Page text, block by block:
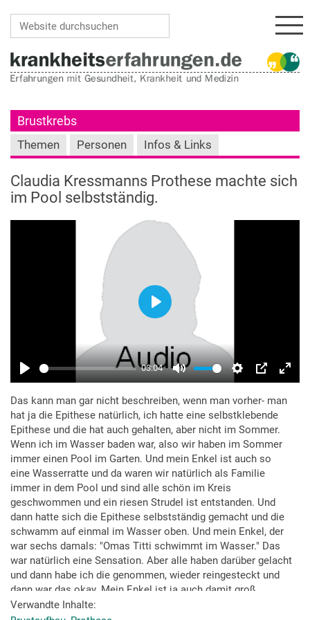
Brustkrebs
Themen Personen Infos & Links
Claudia Kressmanns Prothese machte sich
im Pool selbstständig.
Das kann man gar nicht beschreiben, wenn man vorher- man
hat ja die Epithese natürlich, ich hatte eine selbstklebende
Epithese und die hat auch gehalten, aber nicht im Sommer.
Wenn ich im Wasser baden war, also wir haben im Sommer
immer einen Pool im Garten. Und mein Enkel ist auch so
eine Wasserratte und da waren wir natürlich als Familie
immer in dem Pool und sind alle schön im Kreis
geschwommen und ein riesen Strudel ist entstanden. Und
dann hatte sich die Epithese selbstständig gemacht und die
schwamm auf einmal im Wasser oben. Und mein Enkel, der
war sechs damals: "Omas Titti schwimmt im Wasser." Das
war natürlich eine Sensation. Aber alle haben darüber gelacht
und dann habe ich die genommen, wieder reingesteckt und
dann war das okay. Mein Enkel ist ja auch damit groß
geworden. Und als meine Tochter ihm erklärt hat, warum ich
Verwandte Inhalte